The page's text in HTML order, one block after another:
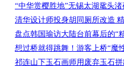
“中华赏樱胜地”无锡太湖鼋头
清华设计师投身胡同厕所改造
盘点韩国瑜访大陆台前幕后的“
想过桥就得跳舞！游客上桥“魔
祁连山下玉石画师用废弃玉石